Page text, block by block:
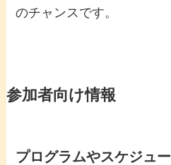
のチャンスです。
参加者向け情報
プログラムやスケジュ